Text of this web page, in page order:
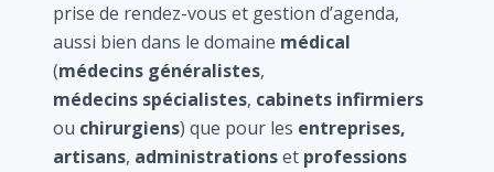
prise de rendez-vous et gestion d’agenda,
aussi bien dans le domaine médical
(médecins généralistes,
médecins spécialistes, cabinets infirmiers
ou chirurgiens) que pour les entreprises,
artisans, administrationset professions